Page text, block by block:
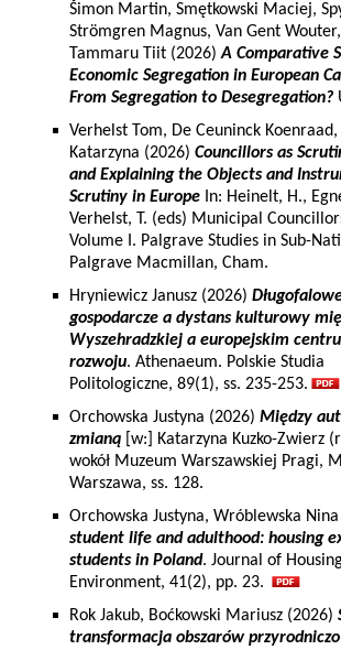
Šimon Martin, Smętkowski Maciej,
Strömgren Magnus, Van Gent
Tammaru Tiit (2026)A Comparative
Economic Segregation in European
From Segregation to Desegregation?
Verhelst Tom, De Ceuninck
Katarzyna (2026) Councillors as
and Explaining the Objects and
Scrutiny in Europe In: Heinelt, H.,
Verhelst, T. (eds) Municipal
Volume I. Palgrave Studies in Sub-
Palgrave Macmillan, Cham.
Hryniewicz Janusz (2026)
gospodarcze a dystans kulturowy
Wyszehradzkiej a europejskim
rozwoju. Athenaeum. Polskie Studia
Politologiczne, 89(1), ss. 235-253.
Orchowska Justyna (2026) Między
zmianą [w:] Katarzyna Kuzko-Zwierz
wokół Muzeum Warszawskiej Pragi,
Warszawa, ss. 128.
Orchowska Justyna, Wróblewska
student life and adulthood: housing
students in Poland. Journal of
Environment, 41(2), pp. 23.
Rok Jakub, Boćkowski Mariusz (2026)
transformacja obszarów